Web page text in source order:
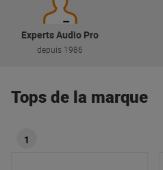
Experts Audio Pro
depuis 1986
Tops de la marque
1